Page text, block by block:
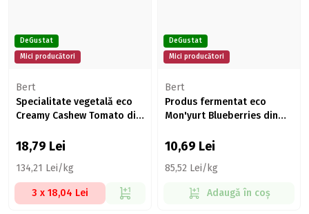
DeGustat
Mici producători
Bert
Specialitate vegetală eco
Creamy Cashew Tomato din
18,79 Lei
134,21 Lei/kg
3 x 18,04 Lei
DeGustat
Mici producători
Bert
Produs fermentat eco
Mon'yurt Blueberries din
125g
10,69 Lei
85,52 Lei/kg
Adaugă în coș